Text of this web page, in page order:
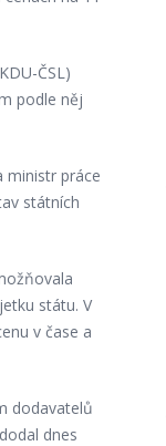
ČSL)
podle něj
ministr práce
státních
státu. V
v čase a
dodavatelů
dnes